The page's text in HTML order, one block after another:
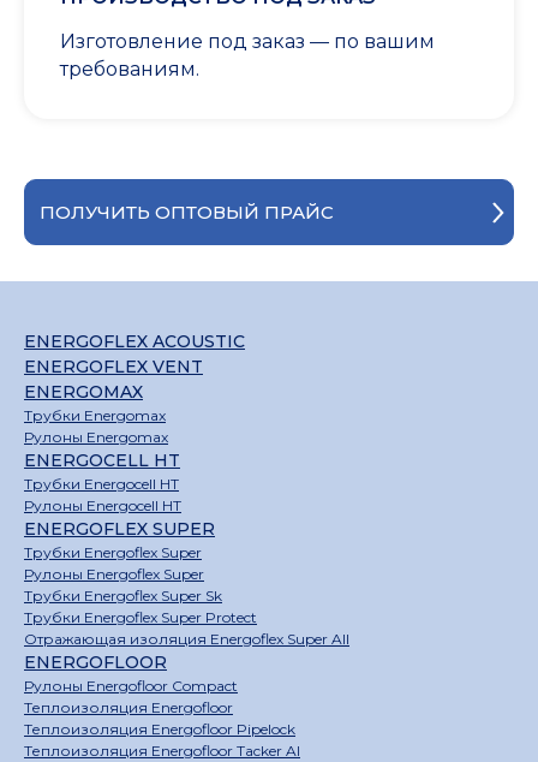
Изготовление под заказ — по вашим
требованиям.
ПОЛУЧИТЬ ОПТОВЫЙ ПРАЙС
ENERGOFLEX ACOUSTIC
ENERGOFLEX VENT
ENERGOMAX
Трубки Energomax
Рулоны Energomax
ENERGOCELL HT
Трубки Energocell HT
Рулоны Energocell HT
ENERGOFLEX SUPER
Трубки Energoflex Super
Рулоны Energoflex Super
Трубки Energoflex Super Sk
Трубки Energoflex Super Protect
Отражающая изоляция Energoflex Super All
ENERGOFLOOR
Рулоны Energofloor Compact
Теплоизоляция Energofloor
Теплоизоляция Energofloor Pipelock
Теплоизоляция Energofloor Tacker Al